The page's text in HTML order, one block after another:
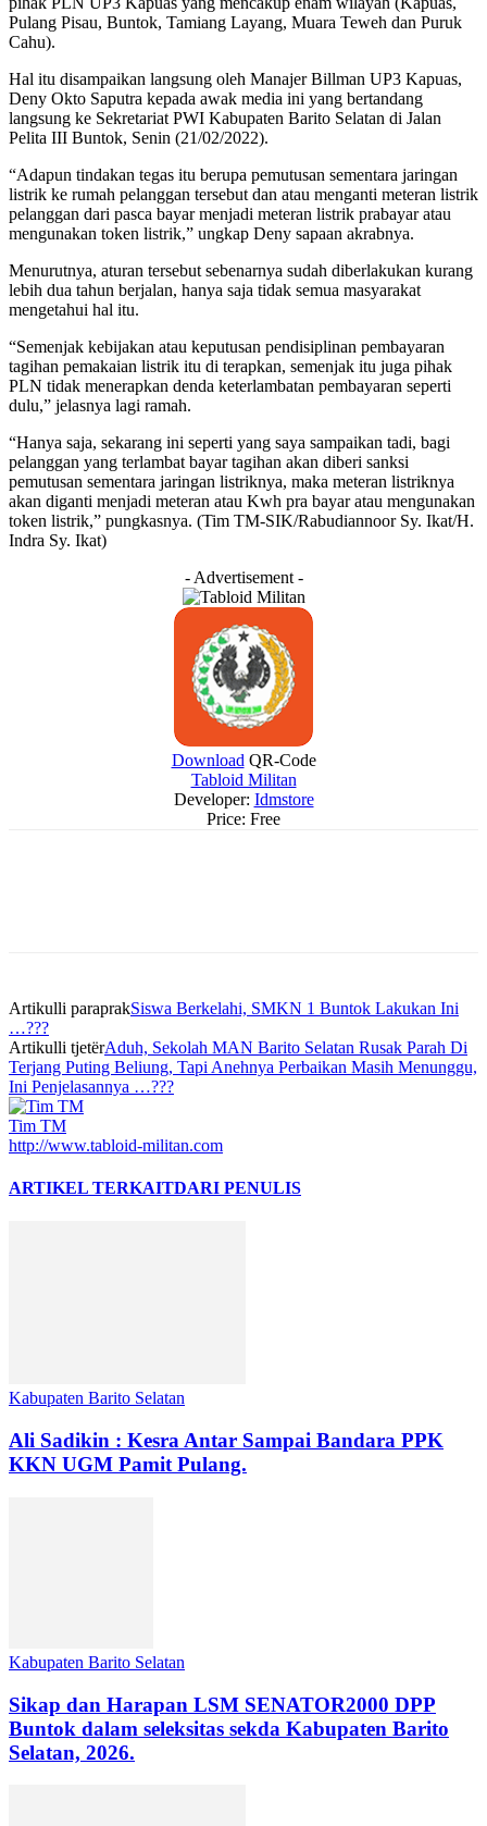
Pulang Pisau, Buntok, Tamiang Layang, Muara Teweh dan Puruk
Cahu).
Hal itu disampaikan langsung oleh Manajer Billman UP3 Kapuas,
Deny Okto Saputra kepada awak media ini yang bertandang
langsung ke Sekretariat PWI Kabupaten Barito Selatan di Jalan
Pelita III Buntok, Senin (21/02/2022).
“Adapun tindakan tegas itu berupa pemutusan sementara jaringan
listrik ke rumah pelanggan tersebut dan atau menganti meteran listrik
pelanggan dari pasca bayar menjadi meteran listrik prabayar atau
mengunakan token listrik,” ungkap Deny sapaan akrabnya.
Menurutnya, aturan tersebut sebenarnya sudah diberlakukan kurang
lebih dua tahun berjalan, hanya saja tidak semua masyarakat
mengetahui hal itu.
“Semenjak kebijakan atau keputusan pendisiplinan pembayaran
tagihan pemakaian listrik itu di terapkan, semenjak itu juga pihak
PLN tidak menerapkan denda keterlambatan pembayaran seperti
dulu,” jelasnya lagi ramah.
“Hanya saja, sekarang ini seperti yang saya sampaikan tadi, bagi
pelanggan yang terlambat bayar tagihan akan diberi sanksi
pemutusan sementara jaringan listriknya, maka meteran listriknya
akan diganti menjadi meteran atau Kwh pra bayar atau mengunakan
token listrik,” pungkasnya. (Tim TM-SIK/Rabudiannoor Sy. Ikat/H.
Indra Sy. Ikat)
- Advertisement -
Download QR-Code
Tabloid Militan
Developer: Idmstore
Price: Free
Artikulli paraprakSiswa Berkelahi, SMKN 1 Buntok Lakukan Ini
…???
Artikulli tjetërAduh, Sekolah MAN Barito Selatan Rusak Parah Di
Terjang Puting Beliung, Tapi Anehnya Perbaikan Masih Menunggu,
Ini Penjelasannya …???
Tim TM
http://www.tabloid-militan.com
ARTIKEL TERKAITDARI PENULIS
Kabupaten Barito Selatan
Ali Sadikin : Kesra Antar Sampai Bandara PPK
KKN UGM Pamit Pulang.
Kabupaten Barito Selatan
Sikap dan Harapan LSM SENATOR2000 DPP
Buntok dalam seleksitas sekda Kabupaten Barito
Selatan, 2026.